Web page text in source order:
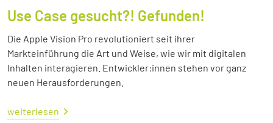
Use Case gesucht?! Gefunden!
Die Apple Vision Pro revolutioniert seit ihrer
Markteinführung die Art und Weise, wie wir mit digitalen
Inhalten interagieren. Entwickler:innen stehen vor ganz
neuen Herausforderungen.
weiterlesen